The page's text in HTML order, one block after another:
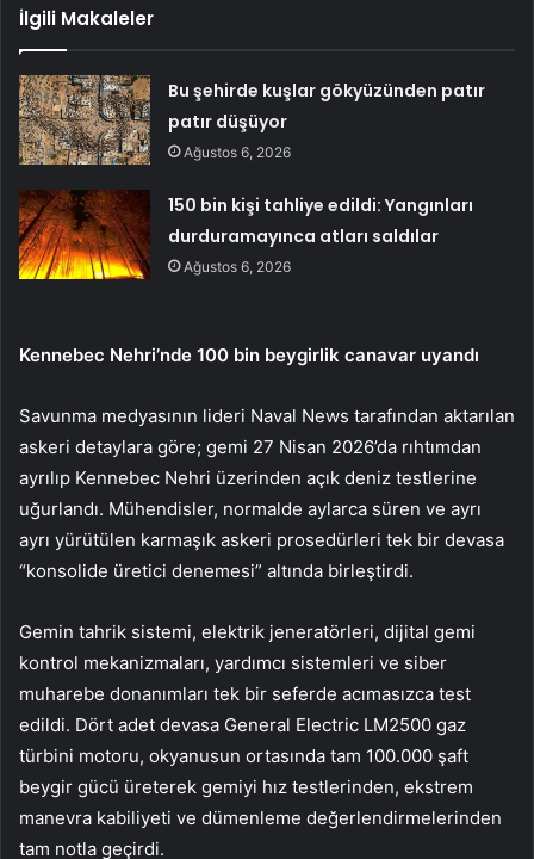
İlgili Makaleler
Bu şehirde kuşlar gökyüzünden patır
patır düşüyor
Ağustos 6, 2026
150 bin kişi tahliye edildi: Yangınları
durduramayınca atları saldılar
Ağustos 6, 2026
Kennebec Nehri’nde 100 bin beygirlik canavar uyandı
Savunma medyasının lideri Naval News tarafından aktarılan
askeri detaylara göre; gemi 27 Nisan 2026’da rıhtımdan
ayrılıp Kennebec Nehri üzerinden açık deniz testlerine
uğurlandı. Mühendisler, normalde aylarca süren ve ayrı
ayrı yürütülen karmaşık askeri prosedürleri tek bir devasa
“konsolide üretici denemesi” altında birleştirdi.
Gemin tahrik sistemi, elektrik jeneratörleri, dijital gemi
kontrol mekanizmaları, yardımcı sistemleri ve siber
muharebe donanımları tek bir seferde acımasızca test
edildi. Dört adet devasa General Electric LM2500 gaz
türbini motoru, okyanusun ortasında tam 100.000 şaft
beygir gücü üreterek gemiyi hız testlerinden, ekstrem
manevra kabiliyeti ve dümenleme değerlendirmelerinden
tam notla geçirdi.